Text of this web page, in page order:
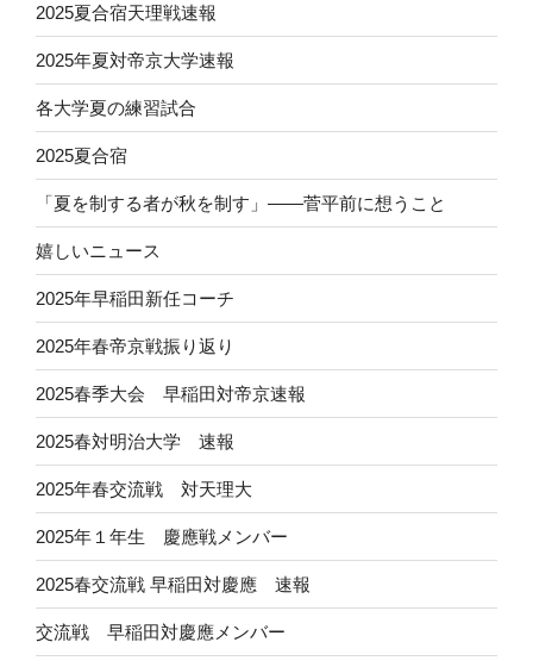
2025夏合宿天理戦速報
2025年夏対帝京大学速報
各大学夏の練習試合
2025夏合宿
「夏を制する者が秋を制す」——菅平前に想うこと
嬉しいニュース
2025年早稲田新任コーチ
2025年春帝京戦振り返り
2025春季大会 早稲田対帝京速報
2025春対明治大学 速報
2025年春交流戦 対天理大
2025年１年生 慶應戦メンバー
2025春交流戦 早稲田対慶應 速報
交流戦 早稲田対慶應メンバー